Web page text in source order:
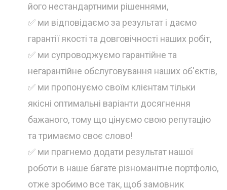
його нестандартними рішеннями,
✅ ми відповідаємо за результат і даємо
гарантії якості та довговічності наших робіт,
✅ ми супроводжуємо гарантійне та
негарантійне обслуговування наших об'єктів,
✅ ми пропонуємо своїм клієнтам тільки
якісні оптимальні варіанти досягнення
бажаного, тому що цінуємо свою репутацію
та тримаємо своє слово!
✅ ми прагнемо додати результат нашої
роботи в наше багате різноманітне портфоліо,
отже зробимо все так, щоб замовник